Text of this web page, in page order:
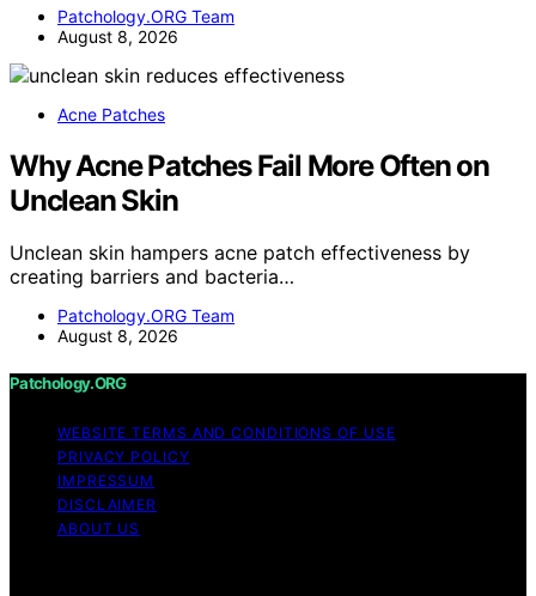
Patchology.ORG Team
August 8, 2026
Acne Patches
Why Acne Patches Fail More Often on
Unclean Skin
Unclean skin hampers acne patch effectiveness by
creating barriers and bacteria…
Patchology.ORG Team
August 8, 2026
Patchology.ORG
WEBSITE TERMS AND CONDITIONS OF USE
PRIVACY POLICY
IMPRESSUM
DISCLAIMER
ABOUT US